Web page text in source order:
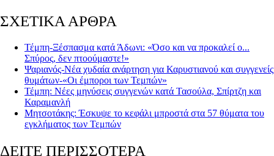
ΣΧΕΤΙΚΑ ΑΡΘΡΑ
Τέμπη-Ξέσπασμα κατά Άδωνι: «Όσο και να προκαλεί ο...
Σπύρος, δεν πτοούμαστε!»
Ψαριανός-Νέα χυδαία ανάρτηση για Καρυστιανού και συγγενείς
θυμάτων-«Οι έμποροι των Τεμπών»
Τέμπη: Νέες μηνύσεις συγγενών κατά Τασούλα, Σπίρτζη και
Καραμανλή
Μητσοτάκης: Έσκυψε το κεφάλι μπροστά στα 57 θύματα του
εγκλήματος των Τεμπών
ΔΕΙΤΕ ΠΕΡΙΣΣΟΤΕΡΑ